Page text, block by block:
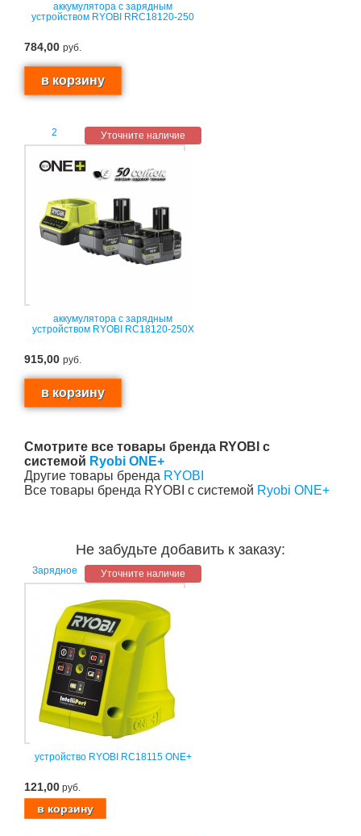
аккумулятора с зарядным
устройством RYOBI RRC18120-250
784,00 руб.
Уточните наличие
2
аккумулятора с зарядным
устройством RYOBI RC18120-250X
915,00 руб.
Смотрите все товары бренда RYOBI с
системой Ryobi ONE+
Другие товары бренда RYOBI
Все товары бренда RYOBI с системой Ryobi ONE+
Не забудьте добавить к заказу:
Уточните наличие
Зарядное
устройство RYOBI RC18115 ONE+
121,00 руб.